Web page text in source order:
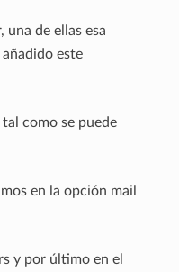
una de ellas esa
este
como se puede
en la opción mail
y por último en el